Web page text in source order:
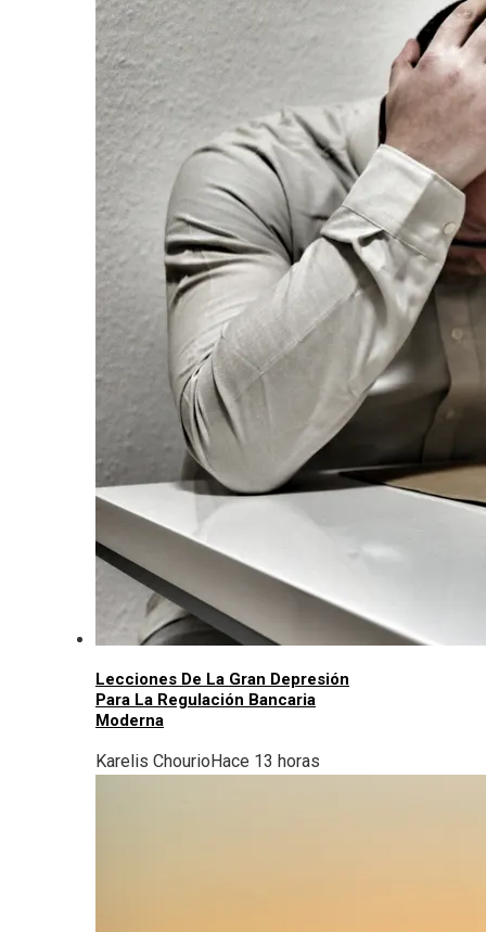
Lecciones De La Gran Depresión
Para La Regulación Bancaria
Moderna
Karelis ChourioHace 13 horas